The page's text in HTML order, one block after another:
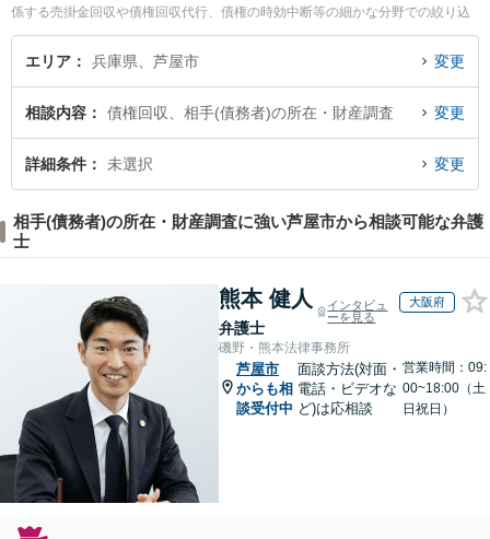
係する売掛金回収や債権回収代行、債権の時効中断等の細かな分野での絞り込
み検索もでき便利です。特に芦屋本通り法律事務所の辰巳 裕規弁護士や芦屋法
律事務所の岡部 将吾弁護士のプロフィール情報や弁護士費用、強みなどが注目
トラブル解決の実績豊富な近くの弁護士を検索したい』『初回相談無料で相手
(債務者)の所在・財産調査を法律相談できる芦屋市内の弁護士に相談予約した
い』などでお困りの相談者さんにおすすめです。
エリア 兵庫県、芦屋市 変更
相談内容 債権回収、相手(債務者)の所在・財産調査 変更
詳細条件 未選択 変更
相手(債務者)の所在・財産調査に強い芦屋市から相談可能な弁護
士
熊本 健人
弁護士
インタビュ
ーを見る
大阪府
磯野・熊本法律事務所
芦屋市
からも相
談受付中
面談方法(対面・
電話・ビデオな
ど)は応相談
営業時間：09:
00~18:00（土
日祝日）